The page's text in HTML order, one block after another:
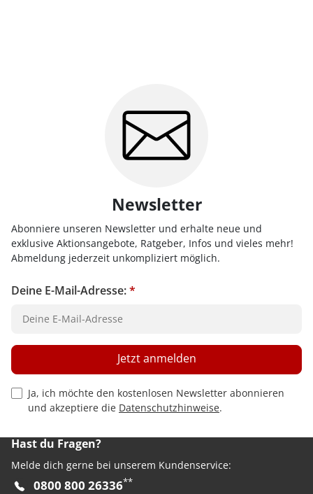
Newsletter
Abonniere unseren Newsletter und erhalte neue und
exklusive Aktionsangebote, Ratgeber, Infos und vieles mehr!
Abmeldung jederzeit unkompliziert möglich.
Deine E-Mail-Adresse:*
Privacy Policy Checkbox
Ja, ich möchte den kostenlosen Newsletter abonnieren
und akzeptiere die Datenschutzhinweise.
Jetzt anmelden
Hast du Fragen?
Melde dich gerne bei unserem Kundenservice:
0800 800 26336**